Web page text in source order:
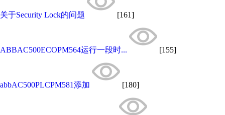
关于Security Lock的问题 [161]
ABBAC500ECOPM564运行一段时... [155]
abbAC500PLCPM581添加 [180]